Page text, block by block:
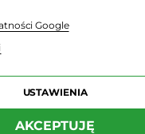
zł)
Słomiana
Google
USTAWIENIA
AKCEPTUJĘ